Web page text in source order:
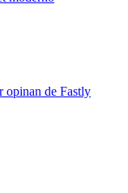
opinan de Fastly